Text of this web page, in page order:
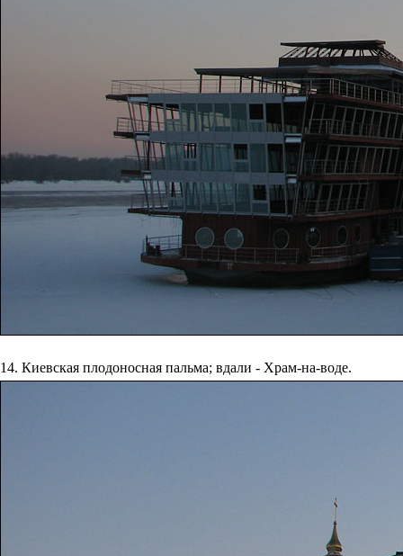
14. Киевская плодоносная пальма; вдали - Храм-на-воде.